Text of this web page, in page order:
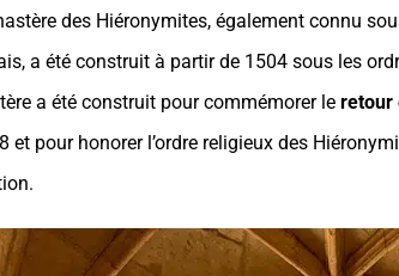
des Hiéronymites, également connu
a été construit à partir de 1504 sous les
a été construit pour commémorer leretour
et pour honorer l’ordre religieux des